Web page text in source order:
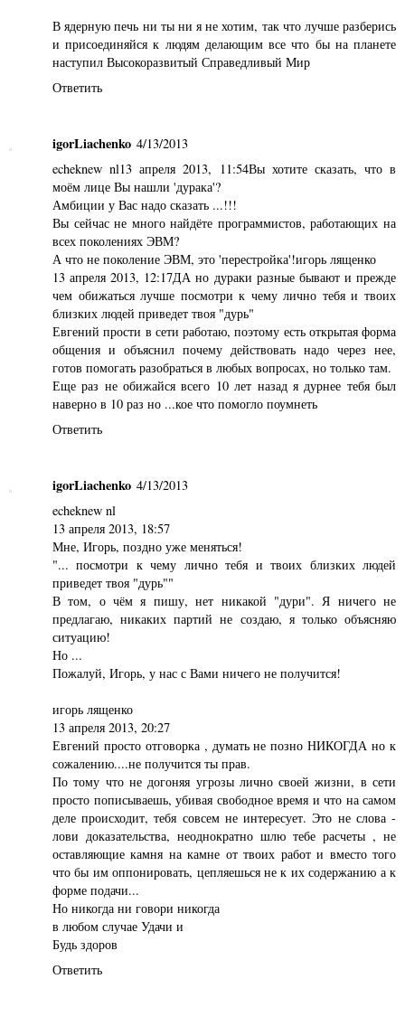
В ядерную печь ни ты ни я не хотим, так что лучше разберись
и присоединяйся к людям делающим все что бы на планете
наступил Высокоразвитый Справедливый Мир
Ответить
igorLiachenko 4/13/2013
echeknew nl13 апреля 2013, 11:54Вы хотите сказать, что в
моём лице Вы нашли 'дурака'?
Амбиции у Вас надо сказать ...!!!
Вы сейчас не много найдёте программистов, работающих на
всех поколениях ЭВМ?
А что не поколение ЭВМ, это 'перестройка'!игорь лященко
13 апреля 2013, 12:17ДА но дураки разные бывают и прежде
чем обижаться лучше посмотри к чему лично тебя и твоих
близких людей приведет твоя "дурь"
Евгений прости в сети работаю, поэтому есть открытая форма
общения и объяснил почему действовать надо через нее,
готов помогать разобраться в любых вопросах, но только там.
Еще раз не обижайся всего 10 лет назад я дурнее тебя был
наверно в 10 раз но ...кое что помогло поумнеть
Ответить
igorLiachenko 4/13/2013
echeknew nl
13 апреля 2013, 18:57
Мне, Игорь, поздно уже меняться!
"... посмотри к чему лично тебя и твоих близких людей
приведет твоя "дурь""
В том, о чём я пишу, нет никакой "дури". Я ничего не
предлагаю, никаких партий не создаю, я только объясняю
ситуацию!
Но ...
Пожалуй, Игорь, у нас с Вами ничего не получится!
игорь лященко
13 апреля 2013, 20:27
Евгений просто отговорка , думать не позно НИКОГДА но к
сожалению....не получится ты прав.
По тому что не догоняя угрозы лично своей жизни, в сети
просто пописываешь, убивая свободное время и что на самом
деле происходит, тебя совсем не интересует. Это не слова -
лови доказательства, неоднократно шлю тебе расчеты , не
оставляющие камня на камне от твоих работ и вместо того
что бы им оппонировать, цепляешься не к их содержанию а к
форме подачи...
Но никогда ни говори никогда
в любом случае Удачи и
Будь здоров
Ответить